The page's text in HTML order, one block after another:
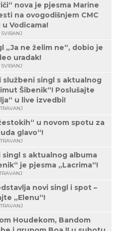
nova je pjesma Marine
na ovogodišnjem CMC
Vodicama!
„Ja ne želim ne“, dobio je
uradak!
SVIBANJ
službeni singl s aktualnog
Šibenik“! Poslušajte
u live izvedbi!
u novom spotu za
glavo“!
singl s aktualnog albuma
je pjesma „Lacrima“!
novi singl i spot –
„Elenu“!
Houdekom, Bandom